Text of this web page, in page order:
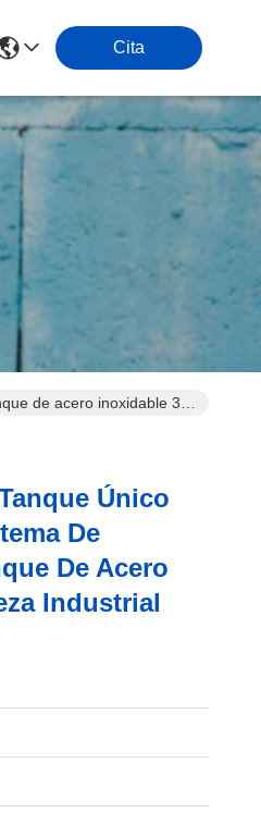
Cita
de acero inoxidable 304
Único
De
De Acero
Industrial